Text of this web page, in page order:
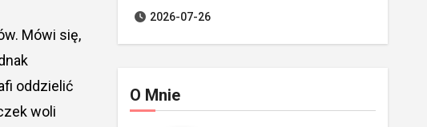
Mówi się,
oddzielić
woli
2026-07-26
O Mnie